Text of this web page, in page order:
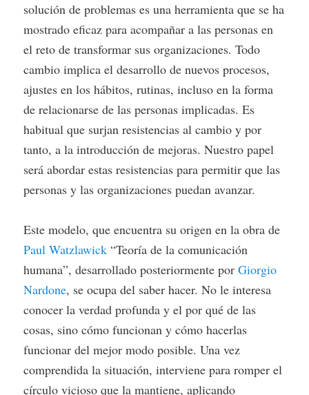
solución de problemas es una herramienta que se ha
mostrado eficaz para acompañar a las personas en
el reto de transformar sus organizaciones. Todo
cambio implica el desarrollo de nuevos procesos,
ajustes en los hábitos, rutinas, incluso en la forma
de relacionarse de las personas implicadas. Es
habitual que surjan resistencias al cambio y por
tanto, a la introducción de mejoras. Nuestro papel
será abordar estas resistencias para permitir que las
personas y las organizaciones puedan avanzar.
Este modelo, que encuentra su origen en la obra de
Paul Watzlawick “Teoría de la comunicación
humana”, desarrollado posteriormente porGiorgio
Nardone, se ocupa del saber hacer. No le interesa
conocer la verdad profunda y el por qué de las
cosas, sino cómo funcionan y cómo hacerlas
funcionar del mejor modo posible. Una vez
comprendida la situación, interviene para romper el
círculo vicioso que la mantiene, aplicando